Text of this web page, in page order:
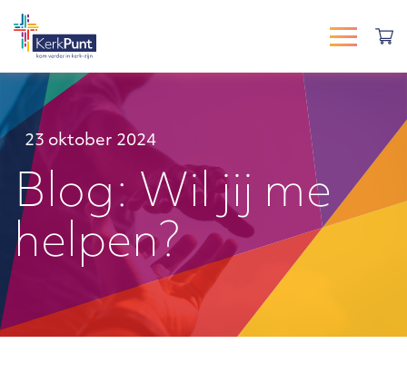
23 oktober 2024
Blog: Wil jij me
helpen?